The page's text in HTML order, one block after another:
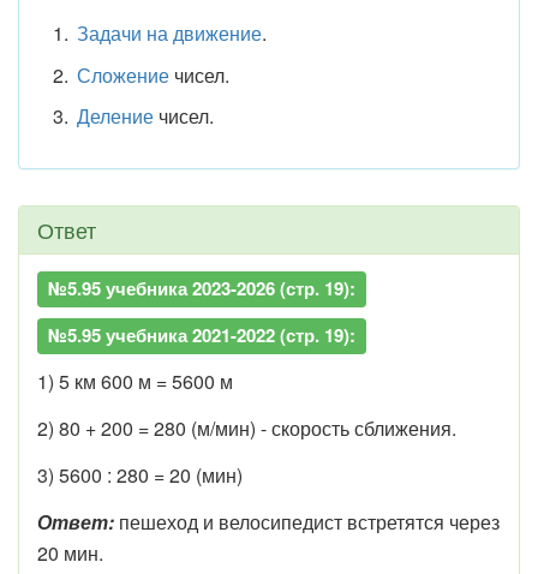
Задачи на движение.
Сложениечисел.
Делениечисел.
Ответ
№5.95 учебника 2023-2026 (стр. 19):
№5.95 учебника 2021-2022 (стр. 19):
1) 5 км 600 м = 5600 м
2) 80 + 200 = 280 (м/мин) - скорость сближения.
3) 5600 : 280 = 20 (мин)
Ответ: пешеход и велосипедист встретятся через
20 мин.